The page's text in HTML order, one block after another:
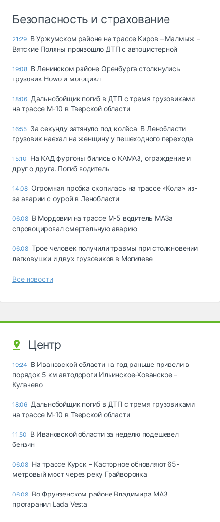
Безопасность и страхование
21:29 В Уржумском районе на трассе Киров – Малмыж –
Вятские Поляны произошло ДТП с автоцистерной
19:08 В Ленинском районе Оренбурга столкнулись
грузовик Howo и мотоцикл
18:06 Дальнобойщик погиб в ДТП с тремя грузовиками
на трассе М-10 в Тверской области
16:55 За секунду затянуло под колёса. В Ленобласти
грузовик наехал на женщину у пешеходного перехода
15:10
На КАД фургоны бились о КАМАЗ, ограждение и
друг о друга. Погиб водитель
14:08 Огромная пробка скопилась на трассе «Кола» из-
за аварии с фурой в Ленобласти
06.08 В Мордовии на трассе М-5 водитель МАЗа
спровоцировал смертельную аварию
06.08 Трое человек получили травмы при столкновении
легковушки и двух грузовиков в Могилеве
Все новости
Центр
19:24
В Ивановской области на год раньше привели в
порядок 5 км автодороги Ильинское-Хованское –
Кулачево
18:06 Дальнобойщик погиб в ДТП с тремя грузовиками
на трассе М-10 в Тверской области
11:50
В Ивановской области за неделю подешевел
бензин
06.08 На трассе Курск – Касторное обновляют 65-
метровый мост через реку Грайворонка
06.08 Во Фрунзенском районе Владимира МАЗ
протаранил Lada Vesta